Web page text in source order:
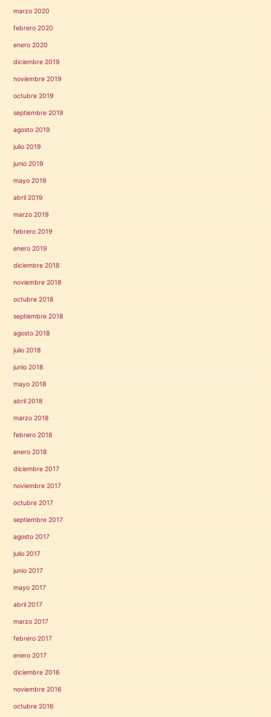
marzo 2020
febrero 2020
enero 2020
diciembre 2019
noviembre 2019
octubre 2019
septiembre 2019
agosto 2019
julio 2019
junio 2019
mayo 2019
abril 2019
marzo 2019
febrero 2019
enero 2019
diciembre 2018
noviembre 2018
octubre 2018
septiembre 2018
agosto 2018
julio 2018
junio 2018
mayo 2018
abril 2018
marzo 2018
febrero 2018
enero 2018
diciembre 2017
noviembre 2017
octubre 2017
septiembre 2017
agosto 2017
julio 2017
junio 2017
mayo 2017
abril 2017
marzo 2017
febrero 2017
enero 2017
diciembre 2016
noviembre 2016
octubre 2016